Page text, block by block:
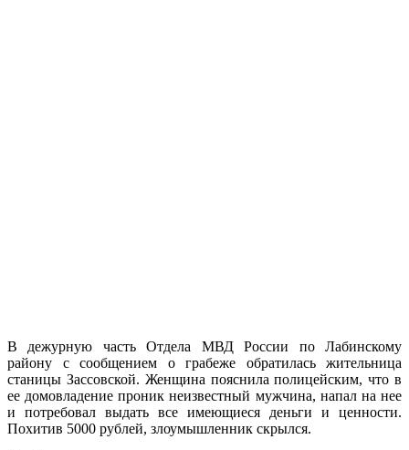
В дежурную часть Отдела МВД России по Лабинскому
району с сообщением о грабеже обратилась жительница
станицы Зассовской. Женщина пояснила полицейским, что в
ее домовладение проник неизвестный мужчина, напал на нее
и потребовал выдать все имеющиеся деньги и ценности.
Похитив 5000 рублей, злоумышленник скрылся.